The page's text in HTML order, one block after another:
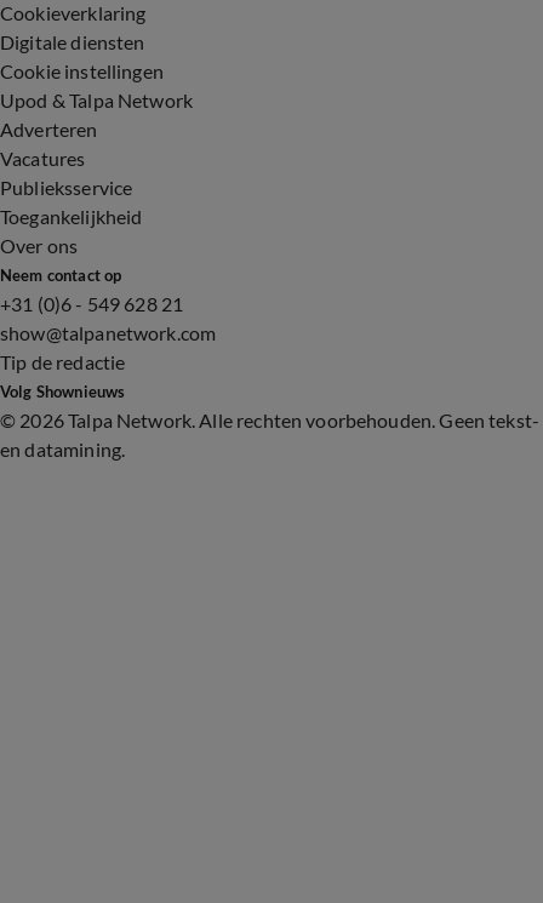
Cookieverklaring
Digitale diensten
Cookie instellingen
Upod & Talpa Network
Adverteren
Vacatures
Publieksservice
Toegankelijkheid
Over ons
Neem contact op
+31 (0)6 - 549 628 21
show@talpanetwork.com
Tip de redactie
Volg Shownieuws
© 2026 Talpa Network. Alle rechten voorbehouden. Geen tekst-
en datamining.